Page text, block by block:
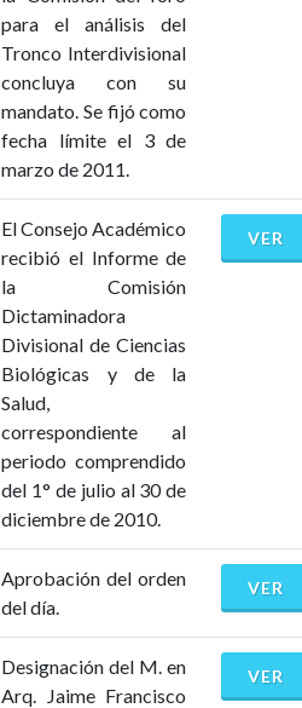
para el análisis del
Tronco Interdivisional
concluya con su
mandato. Se fijó como
fecha límite el 3 de
marzo de 2011.
El Consejo Académico
recibió el Informe de
la Comisión
Dictaminadora
Divisional de Ciencias
Biológicas y de la
Salud,
correspondiente al
periodo comprendido
del 1° de julio al 30 de
diciembre de 2010.
VER
Aprobación del orden
del día.
VER
Designación del M. en
Arq. Jaime Francisco
VER